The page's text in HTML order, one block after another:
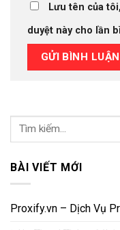
Lưu tên của
duyệt này cho lần
BÀI VIẾT MỚI
Proxify.vn – Dịch Vụ